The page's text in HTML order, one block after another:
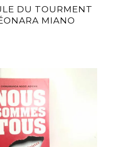
DU TOURMENT
MIANO